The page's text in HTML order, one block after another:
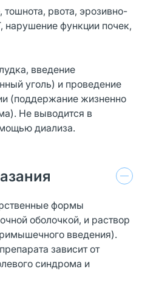
рвота, эрозивно-
функции почек,
введение
уголь) и проведение
(поддержание жизненно
Не выводится в
диализа.
формы
оболочкой, и раствор
введения).
зависит от
синдрома и